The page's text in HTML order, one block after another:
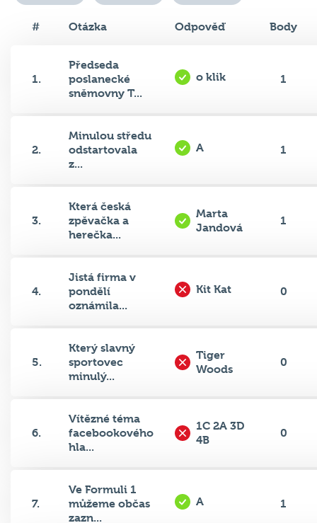
# Otázka Odpověď Body
1.
Předseda
poslanecké
sněmovny T...
o klik 1
2.
Minulou středu
odstartovala
z...
A 1
3.
Která česká
zpěvačka a
herečka...
Marta
Jandová
1
4.
Jistá firma v
pondělí
oznámila...
Kit Kat 0
5.
Který slavný
sportovec
minulý...
Tiger
Woods
0
6.
Vítězné téma
facebookového
hla...
1C 2A 3D
4B
0
7.
Ve Formuli 1
můžeme občas
zazn...
A 1